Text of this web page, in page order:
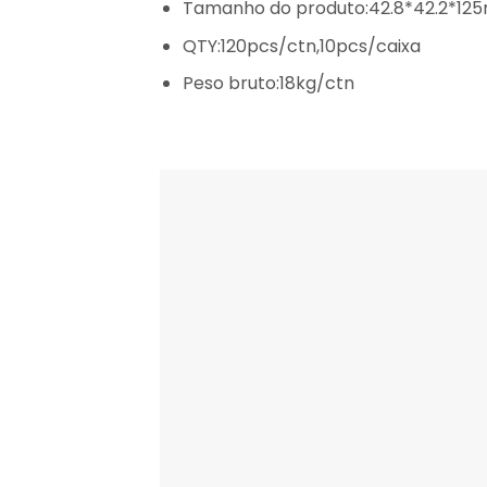
Tamanho do
QTY:120pcs/ctn,10pcs/caixa
Peso bruto:18kg/ctn